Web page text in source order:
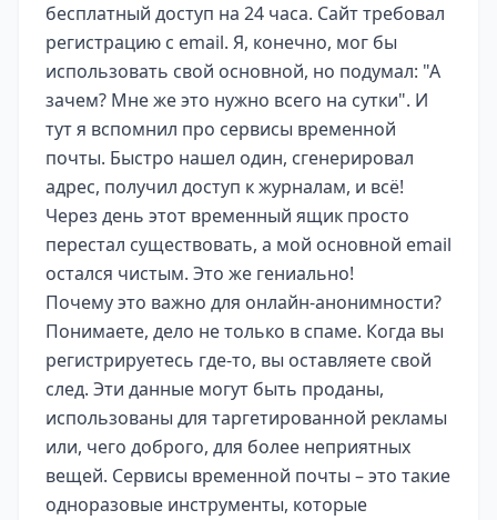
бесплатный доступ на 24 часа. Сайт требовал
регистрацию с email. Я, конечно, мог бы
использовать свой основной, но подумал: "А
зачем? Мне же это нужно всего на сутки". И
тут я вспомнил про сервисы временной
почты. Быстро нашел один, сгенерировал
адрес, получил доступ к журналам, и всё!
Через день этот временный ящик просто
перестал существовать, а мой основной email
остался чистым. Это же гениально!
Почему это важно для онлайн-анонимности?
Понимаете, дело не только в спаме. Когда вы
регистрируетесь где-то, вы оставляете свой
след. Эти данные могут быть проданы,
использованы для таргетированной рекламы
или, чего доброго, для более неприятных
вещей. Сервисы временной почты – это такие
одноразовые инструменты, которые